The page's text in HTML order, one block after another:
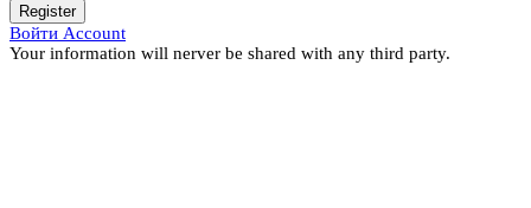
Register
Войти Account
Your information will nerver be shared with any third party.